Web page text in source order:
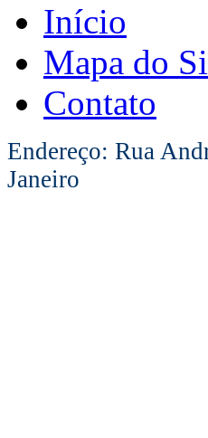
Início
Mapa do
Contato
Endereço: Rua
Janeiro